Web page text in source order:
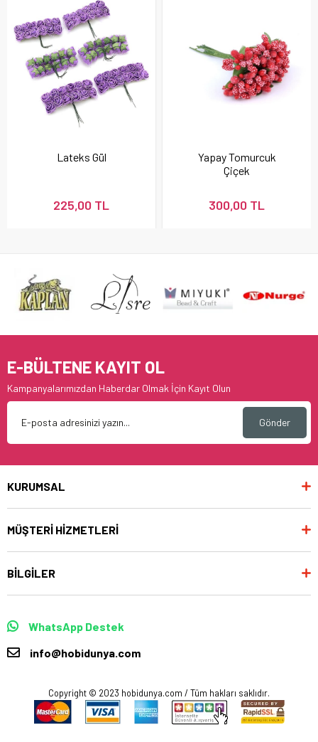
Lateks Gül
225,00 TL
Yapay Tomurcuk
Çiçek
300,00 TL
E-BÜLTENE KAYIT OL
Kampanyalarımızdan Haberdar Olmak İçin Kayıt Olun
Gönder
KURUMSAL
MÜŞTERİ HİZMETLERİ
BİLGİLER
WhatsApp Destek
info@hobidunya.com
Copyright © 2023 hobidunya.com / Tüm hakları saklıdır.